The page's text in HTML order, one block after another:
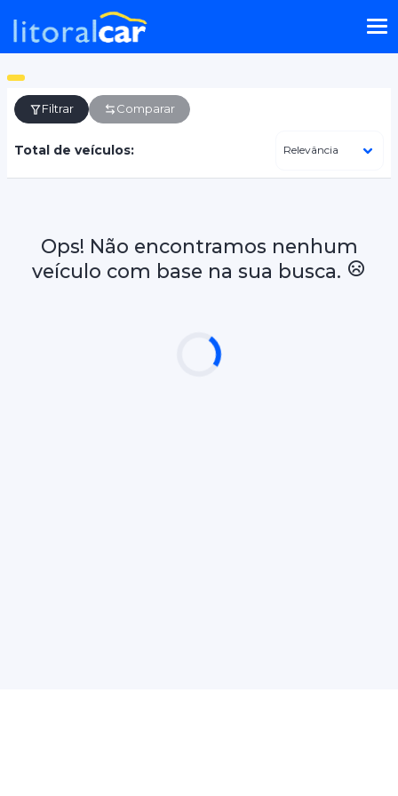
Filtrar Comparar
Total de veículos:
Ops! Não encontramos nenhum
veículo com base na sua busca.